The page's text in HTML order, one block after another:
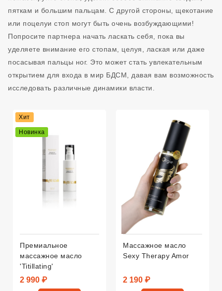
пяткам и большим пальцам. С другой стороны, щекотание
или поцелуи стоп могут быть очень возбуждающими!
Попросите партнера начать ласкать себя, пока вы
уделяете внимание его стопам, целуя, лаская или даже
посасывая пальцы ног. Это может стать увлекательным
открытием для входа в мир БДСМ, давая вам возможность
исследовать различные динамики власти.
Хит
Новинка
Премиальное
массажное масло
'Titillating'
2 990 ₽
Массажное масло
Sexy Therapy Amor
2 190 ₽